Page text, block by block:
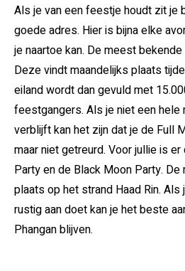
Als je van een feestje houdt zit je
goede adres. Hier is bijna elke
je naartoe kan. De meest
Deze vindt maandelijks plaats
eiland wordt dan gevuld met
feestgangers. Als je niet een hele
verblijft kan het zijn dat je de Full
maar niet getreurd. Voor jullie is
Party en de Black Moon Party.
plaats op het strand Haad Rin.
rustig aan doet kan je het beste
Phangan blijven.